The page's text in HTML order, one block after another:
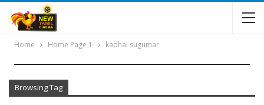
Home Home Page 1 kadhal sugumar
Browsing Tag